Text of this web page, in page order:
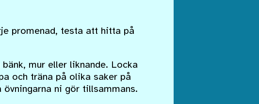
promenad, testa att hitta på
mur eller liknande. Locka
och träna på olika saker på
ni gör tillsammans.